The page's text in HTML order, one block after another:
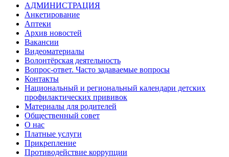
АДМИНИСТРАЦИЯ
Анкетирование
Аптеки
Архив новостей
Вакансии
Видеоматериалы
Волонтёрская деятельность
Вопрос-ответ. Часто задаваемые вопросы
Контакты
Национальный и региональный календари детских
профилактических прививок
Материалы для родителей
Общественный совет
О нас
Платные услуги
Прикрепление
Противодействие коррупции